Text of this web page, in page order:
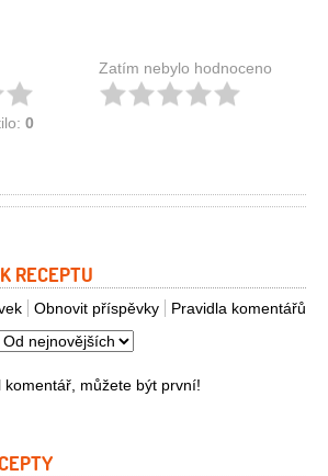
0
Zatím nebylo hodnoceno
K RECEPTU
Pravidla komentářů
Obnovit příspěvky
můžete být první!